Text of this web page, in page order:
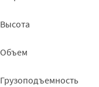
Высота
Объем
Грузоподъемность